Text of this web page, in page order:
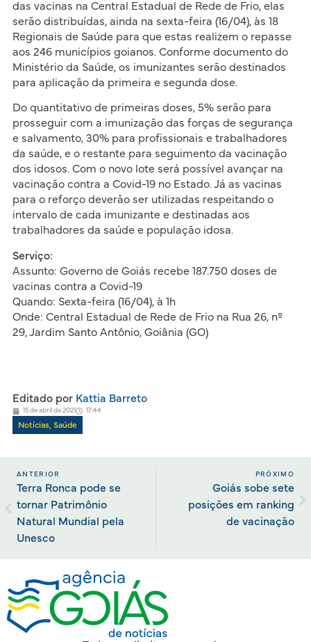
das vacinas na Central Estadual de Rede de Frio, elas
serão distribuídas, ainda na sexta-feira (16/04), às 18
Regionais de Saúde para que estas realizem o repasse
aos 246 municípios goianos. Conforme documento do
Ministério da Saúde, os imunizantes serão destinados
para aplicação da primeira e segunda dose.
Do quantitativo de primeiras doses, 5% serão para
prosseguir com a imunização das forças de segurança
e salvamento, 30% para profissionais e trabalhadores
da saúde, e o restante para seguimento da vacinação
dos idosos. Com o novo lote será possível avançar na
vacinação contra a Covid-19 no Estado. Já as vacinas
para o reforço deverão ser utilizadas respeitando o
intervalo de cada imunizante e destinadas aos
trabalhadores da saúde e população idosa.
Serviço:
Assunto: Governo de Goiás recebe 187.750 doses de
vacinas contra a Covid-19
Quando: Sexta-feira (16/04), à 1h
Onde: Central Estadual de Rede de Frio na Rua 26, nº
29, Jardim Santo Antônio, Goiânia (GO)
Editado porKattia Barreto
15 de abril de 2021 17:44
Notícias Saúde
ANTERIOR
Terra Ronca pode se
tornar Patrimônio
Natural Mundial pela
Unesco
PRÓXIMO
Goiás sobe sete
posições em ranking
de vacinação